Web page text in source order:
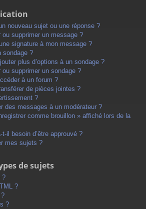
nouveau sujet ou une réponse ?
supprimer un message ?
signature à mon message ?
sondage ?
plus d’options à un sondage ?
supprimer un sondage ?
à un forum ?
de pièces jointes ?
?
des messages à un modérateur ?
comme brouillon » affiché lors de la
il besoin d’être approuvé ?
mes sujets ?
de sujets
?
?
?